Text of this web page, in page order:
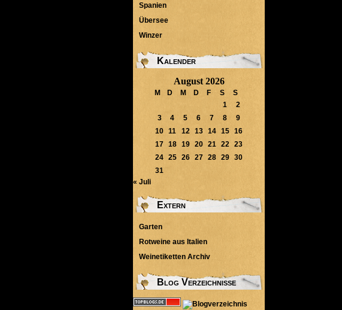
Spanien
Übersee
Winzer
Kalender
August 2026
M D M D F S
S
1
2
3
4 5 6 7 8
9
10 11 12 13 14 15
16
17 18 19 20 21 22
23
24 25 26 27 28 29
30
31
« Juli
Extern
Garten
Rotweine aus Italien
Weinetiketten Archiv
Blog Verzeichnisse